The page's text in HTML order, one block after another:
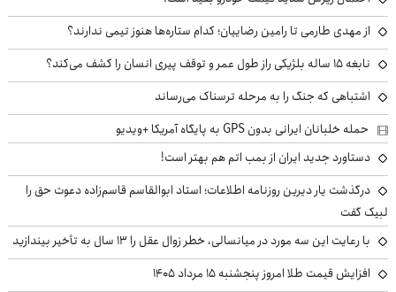
از مهدی طارمی تا رامین رضاییان؛ کدام ستاره‌ها هنوز تیمی ندارند؟
نابغه ۱۵ ساله بلژیکی راز طول عمر و توقف پیری انسان را کشف می‌کند؟
اشتباهی که جنگ را به مرحله ترسناک می‌رساند
حمله خلبانان ایرانی بدون GPS به پایگاه آمریکا +ویدیو
دستاورد جدید ایران از بمب اتم هم بهتر است!
درگذشت یار دیرین روزنامه اطلاعات؛ استاد ابوالقاسم قاسم‌زاده دعوت حق را
لبیک گفت
با رعایت این سه مورد در میانسالی، خطر زوال عقل را ۱۳ سال به تأخیر بیندازید
افزایش قیمت طلا امروز پنجشنبه ۱۵ مرداد ۱۴۰۵